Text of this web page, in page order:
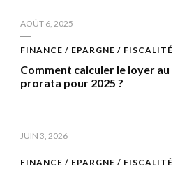
AOÛT 6, 2025
FINANCE / EPARGNE / FISCALITÉ
Comment calculer le loyer au
prorata pour 2025 ?
JUIN 3, 2026
FINANCE / EPARGNE / FISCALITÉ